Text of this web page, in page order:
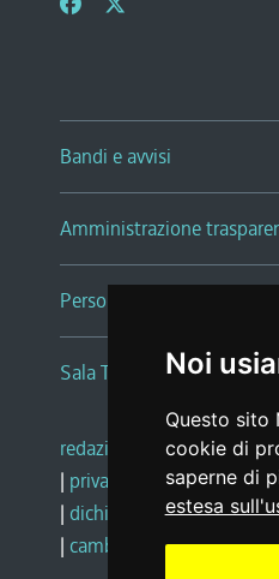
Noi
Questo sito
cookie di
saperne di
estesa
Bandi e avvisi
Amministrazione
Persone e Uffici
Sala Tiziano Tessitori
redazione web |note
| privacy
social media
| dichiarazione di
| cambio preferenze cookie